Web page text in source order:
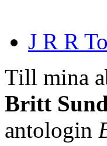
J R R
Till mina
Britt
antologin